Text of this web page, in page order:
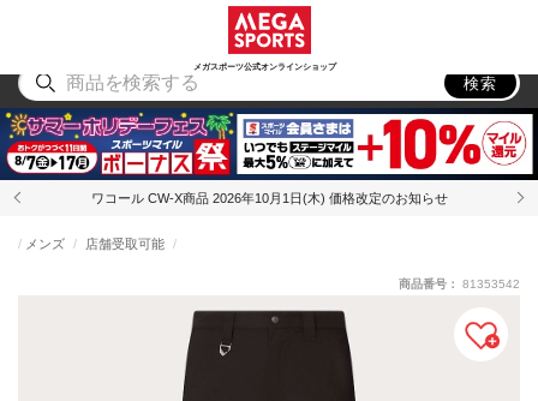
メガスポーツ公式オンラインショップ
アウトドア
検索
ワコール CW-X商品 2026年10月1日(木) 価格改定のお知らせ
メンズ 店舗受取可能
商品番号： 81353542